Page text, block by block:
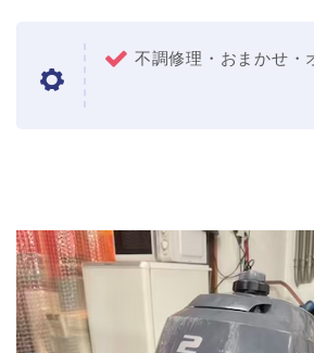
不調修理・おまかせ・